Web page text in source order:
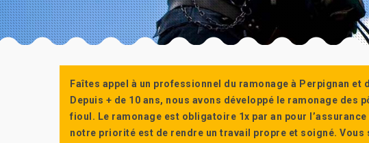
Faîtes appel à un professionnel du ramonage à Perpignan et
Depuis + de 10 ans, nous avons développé le ramonage des
fioul. Le ramonage est obligatoire 1x par an pour
notre priorité est de rendre un travail propre et soigné.